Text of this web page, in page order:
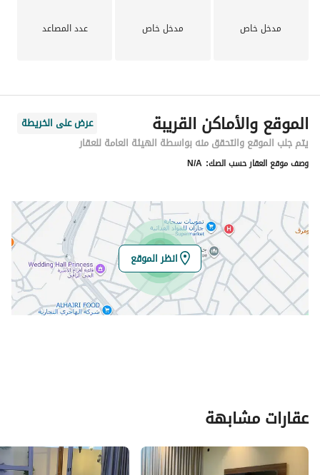
مدخل خاص مدخل خاص عدد المصاعد
الموقع والأماكن القريبة
عرض على الخريطة
يتم جلب الموقع والتحقق منه بواسطة الهيئة العامة للعقار
وصف موقع العقار حسب الصك: N/A
انظر الموقع
عقارات مشابهة